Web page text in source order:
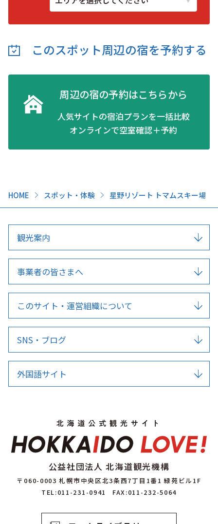
HOME スポット・体験 星野リゾート トマムスキー場
このスポット周辺の宿を予約する
周辺の宿の予約はこちらから
人気サイトの宿泊プランを一括比較
オンラインで空室確認＋予約
観光案内
事業者の皆さまへ
このサイト・運営組織について
SNS・ブログ
外国語サイト
公益社団法人 北海道観光機構
〒060-0003 札幌市中央区北3条西7丁目1番1 緑苑ビル1F
TEL:011-231-0941
FAX:011-232-5064